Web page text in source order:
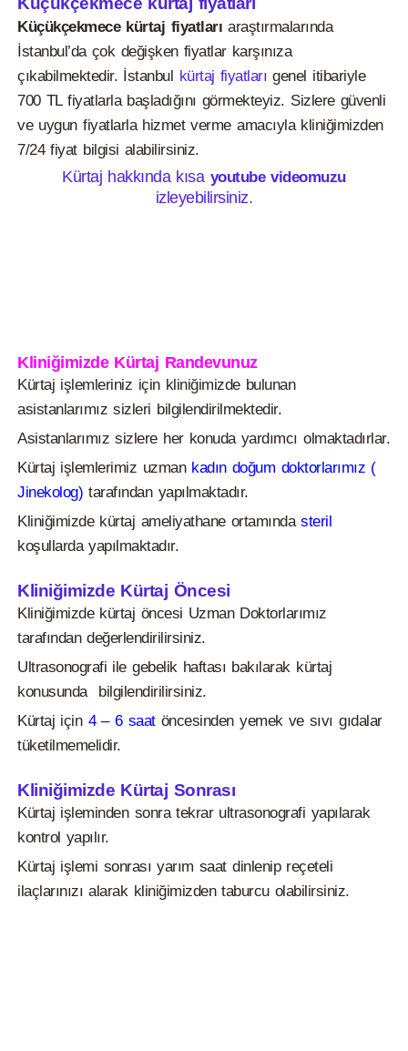
Küçükçekmece kürtaj fiyatları araştırmalarında
İstanbul’da çok değişken fiyatlar karşınıza
çıkabilmektedir. İstanbul
kürtaj fiyatları genel itibariyle
700 TL fiyatlarla başladığını görmekteyiz. Sizlere güvenli
ve uygun fiyatlarla hizmet verme amacıyla kliniğimizden
7/24 fiyat bilgisi alabilirsiniz.
Kürtaj hakkında kısa youtube videomuzu
izleyebilirsiniz.
Kliniğimizde Kürtaj Randevunuz
Kürtaj işlemleriniz için kliniğimizde bulunan
asistanlarımız sizleri bilgilendirilmektedir.
Asistanlarımız sizlere her konuda yardımcı olmaktadırlar.
Kürtaj işlemlerimiz uzman kadın doğum doktorlarımız (
Jinekolog) tarafından yapılmaktadır.
Kliniğimizde kürtaj ameliyathane ortamındasteril
koşullarda yapılmaktadır.
Kliniğimizde Kürtaj Öncesi
Kliniğimizde kürtaj öncesi Uzman Doktorlarımız
tarafından değerlendirilirsiniz.
Ultrasonografi ile gebelik haftası bakılarak kürtaj
konusunda bilgilendirilirsiniz.
Kürtaj için 4 – 6 saatöncesinden yemek ve sıvı gıdalar
tüketilmemelidir.
Kliniğimizde Kürtaj Sonrası
Kürtaj işleminden sonra tekrar ultrasonografi yapılarak
kontrol yapılır.
Kürtaj işlemi sonrası yarım saat dinlenip reçeteli
ilaçlarınızı alarak kliniğimizden taburcu olabilirsiniz.